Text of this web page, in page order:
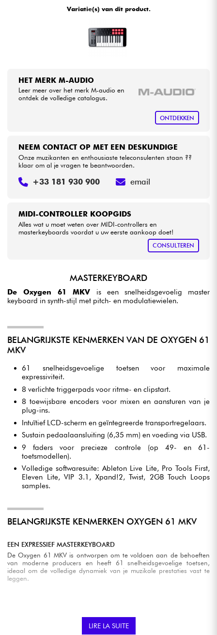
Kabels & toebehoren
Bekijk onze merken
Variatie(s) van dit product.
HET MERK M-AUDIO
Leer meer over het merk M-audio en
ontdek de volledige catalogus.
ONTDEKKEN
MIDI-CONTROLLER KOOPGIDS
Alles wat u moet weten over MIDI-controllers en
masterkeyboards voordat u uw eerste aankoop doet!
CONSULTEREN
NEEM CONTACT OP MET EEN DESKUNDIGE
Onze muzikanten en enthousiaste teleconsulenten staan ??
klaar om al je vragen te beantwoorden.
+33 181 930 900 email
MASTERKEYBOARD
De Oxygen 61 MKV is een snelheidsgevoelig master
keyboard in synth-stijl met pitch- en modulatiewielen.
BELANGRIJKSTE KENMERKEN VAN DE OXYGEN 61
MKV
61 snelheidsgevoelige toetsen voor maximale
expressiviteit.
8 verlichte triggerpads voor ritme- en clipstart.
8 toewijsbare encoders voor mixen en aansturen van je
plug-ins.
Intuïtief LCD-scherm en geïntegreerde transportregelaars.
Sustain pedaalaansluiting (6,35 mm) en voeding via USB.
9 faders voor precieze controle (op 49- en 61-
toetsmodellen).
Volledige softwaresuite: Ableton Live Lite, Pro Tools First,
Eleven Lite, VIP 3.1, Xpand!2, Twist, 2GB Touch Loops
samples.
BELANGRIJKSTE KENMERKEN OXYGEN 61 MKV
EEN EXPRESSIEF MASTERKEYBOARD
De Oxygen 61 MKV is ontworpen om te voldoen aan de behoeften
van moderne producers en heeft 61 snelheidsgevoelige toetsen,
ideaal om de volledige dynamiek van je muzikale prestaties vast te
leggen.
Toegang tot 8 encoders, 9 faders, verlichte pads, transportknoppen
en meer voor volledige controle over je DAW en virtuele
LIRE LA SUITE